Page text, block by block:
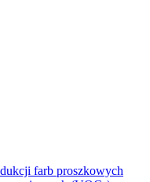
farb proszkowych